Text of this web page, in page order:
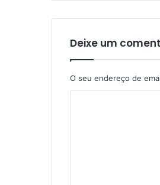
Deixe um
O seu endereço de